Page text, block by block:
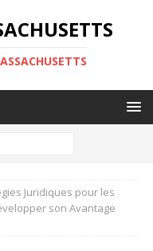
Juridiques pour les
son Avantage